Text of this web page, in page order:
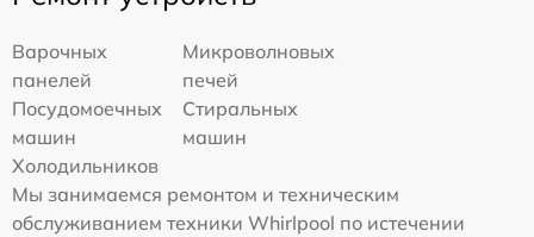
Варочных
панелей
Микроволновых
печей
Посудомоечных
машин
Стиральных
машин
Холодильников
Мы занимаемся ремонтом и техническим
обслуживанием техники Whirlpool по истечении